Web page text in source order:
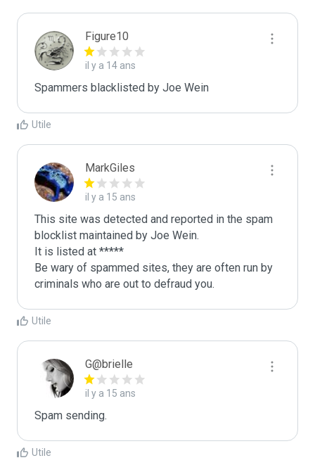
Figure10
il y a 14 ans
Spammers blacklisted by Joe Wein
Utile
MarkGiles
il y a 15 ans
This site was detected and reported in the spam
blocklist maintained by Joe Wein.
It is listed at *****
Be wary of spammed sites, they are often run by
criminals who are out to defraud you.
Utile
G@brielle
il y a 15 ans
Spam sending.
Utile